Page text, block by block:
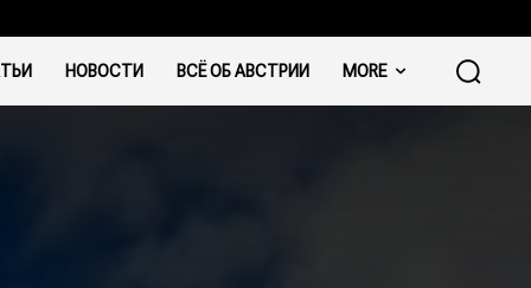
НОВОСТИ ВСЁ ОБ АВСТРИИ MORE